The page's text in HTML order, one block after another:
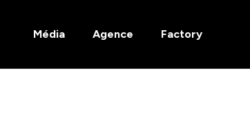
Média Agence Factory